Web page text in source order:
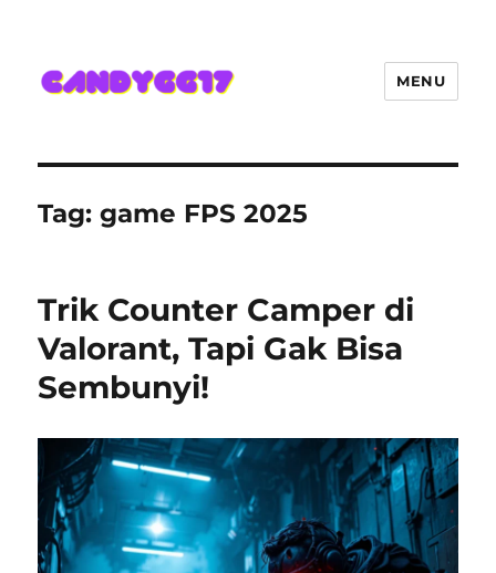
Hadir Semakin Mantap Jackpot
MENU
Tag:game FPS 2025
Trik Counter Camper di
Valorant, Tapi Gak Bisa
Sembunyi!